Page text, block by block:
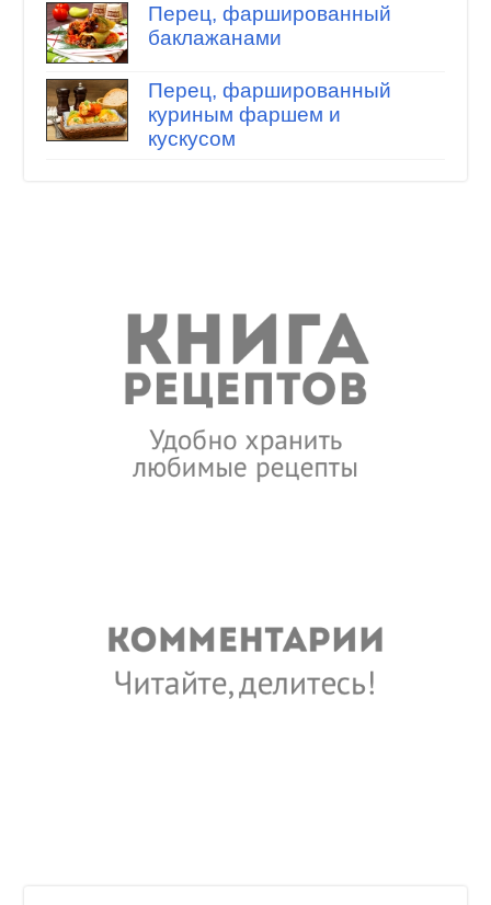
Перец, фаршированный
баклажанами
Перец, фаршированный
куриным фаршем и
кускусом